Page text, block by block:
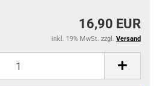
16,90 EUR
inkl. 19% MwSt. zzgl. Versand